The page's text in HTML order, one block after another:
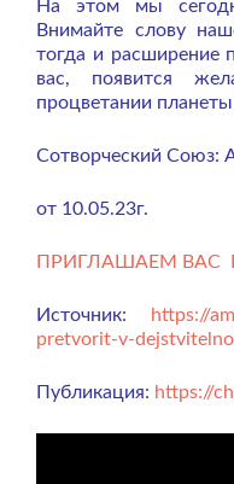
На этом мы
Внимайте слову
тогда и расширение
вас, появится
процветании
Сотворческий
от 10.05.23г.
ПРИГЛАШАЕМ ВАС
Источник:
https://
pretvorit-v-
Публикация: https://